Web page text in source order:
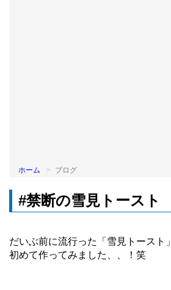
ホーム ブログ
#禁断の雪見トースト
だいぶ前に流行った「雪見トースト」
初めて作ってみました、、！笑